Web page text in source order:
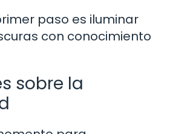
paso es iluminar
con conocimiento
sobre la